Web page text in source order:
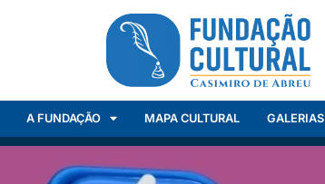
A FUNDAÇÃO MAPA CULTURAL GALERIAS